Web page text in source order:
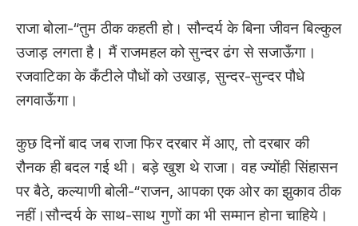
राजा बोला-“तुम ठीक कहती हो। सौन्दर्य के बिना जीवन बिल्कुल
उजाड़ लगता है। मैं राजमहल को सुन्दर ढंग से सजाऊँगा।
रजवाटिका के कँटीले पौधों को उखाड़, सुन्दर-सुन्दर पौधे
लगवाऊँगा।
कुछ दिनों बाद जब राजा फिर दरबार में आए, तो दरबार की
रौनक ही बदल गई थी। बड़े खुश थे राजा। वह ज्योंही सिंहासन
पर बैठे, कल्याणी बोली-“राजन, आपका एक ओर का झुकाव ठीक
नहीं।सौन्दर्य के साथ-साथ गुणों का भी सम्मान होना चाहिये।